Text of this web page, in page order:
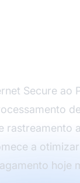
Secure ao
rastreamento
a
hoje